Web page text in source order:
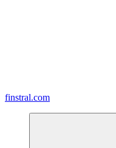
finstral.com